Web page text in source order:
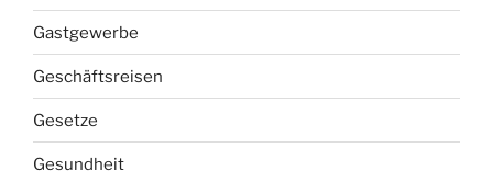
Gastgewerbe
Geschäftsreisen
Gesetze
Gesundheit